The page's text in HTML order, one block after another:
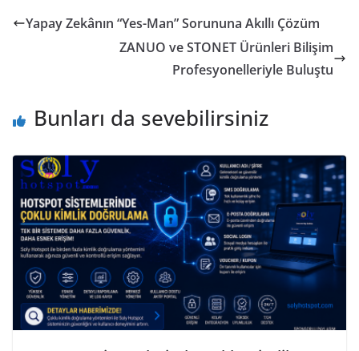
Yapay Zekânın “Yes-Man” Sorununa Akıllı Çözüm
ZANUO ve STONET Ürünleri Bilişim
Profesyonelleriyle Buluştu
Bunları da sevebilirsiniz